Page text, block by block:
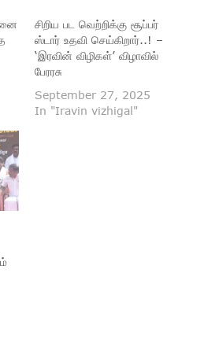
சிறிய பட வெற்றிக்கு சூப்பர்
ஸ்டார் உதவி செய்கிறார்..! –
‘இரவின் விழிகள்’ விழாவில்
பேரரசு
September 27, 2025
In "Iravin vizhigal"